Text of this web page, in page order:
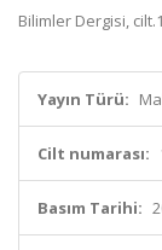
Bilimler Dergisi,
Yayın Türü:
Cilt numarası:
Basım Tarihi: